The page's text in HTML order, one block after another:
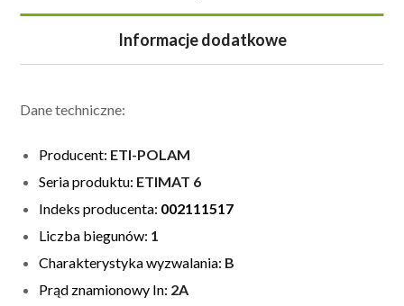
Informacje dodatkowe
Dane techniczne:
Producent: ETI-POLAM
Seria produktu: ETIMAT 6
Indeks producenta: 002111517
Liczba biegunów: 1
Charakterystyka wyzwalania: B
Prąd znamionowy In: 2A